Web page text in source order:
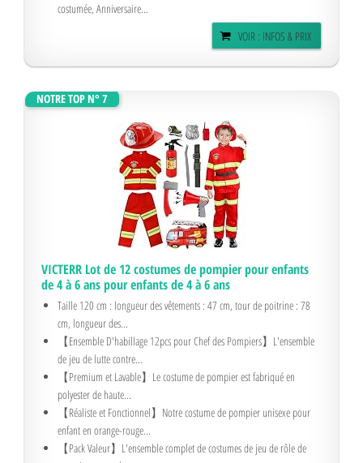
costumée, Anniversaire...
VOIR : INFOS & PRIX
NOTRE TOP N° 7
VICTERR Lot de 12 costumes de pompier pour enfants
de 4 à 6 ans pour enfants de 4 à 6 ans
Taille 120 cm : longueur des vêtements : 47 cm, tour de poitrine : 78
cm, longueur des...
【Ensemble D'habillage 12pcs pour Chef des Pompiers】L'ensemble
de jeu de lutte contre...
【Premium et Lavable】Le costume de pompier est fabriqué en
polyester de haute...
【Réaliste et Fonctionnel】Notre costume de pompier unisexe pour
enfant en orange-rouge...
【Pack Valeur】L'ensemble complet de costumes de jeu de rôle de